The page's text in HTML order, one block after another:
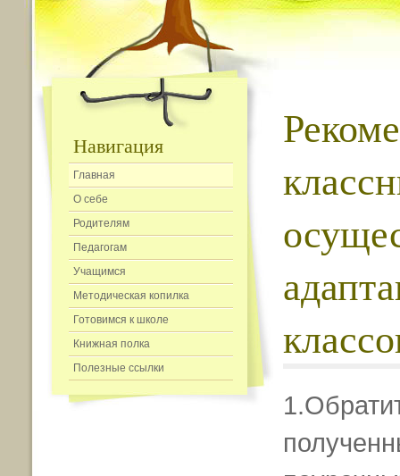
Навигация
Главная
О себе
Родителям
Педагогам
Учащимся
Методическая копилка
Готовимся к школе
Книжная полка
Полезные ссылки